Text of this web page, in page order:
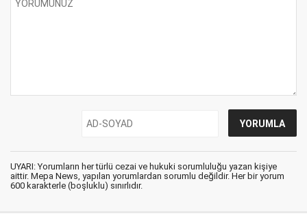
UYARI: Yorumların her türlü cezai ve hukuki sorumluluğu yazan kişiye
aittir. Mepa News, yapılan yorumlardan sorumlu değildir. Her bir yorum
600 karakterle (boşluklu) sınırlıdır.